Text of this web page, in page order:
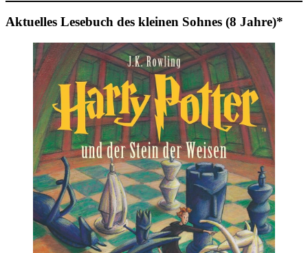
Aktuelles Lesebuch des kleinen Sohnes (8 Jahre)*